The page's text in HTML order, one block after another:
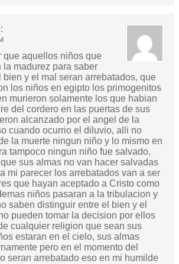
que aquellos niños que
la madurez para saber
bien y el mal seran arrebatados, que
los niños en egipto los primogenitos
murieron solamente los que habian
del cordero en las puertas de sus
alcanzado por el angel de la
cuando ocurrio el diluvio, alli no
la muerte ningun niño y lo mismo en
tampoco ningun niño fue salvado,
sus almas no van hacer salvadas
mi parecer los arrebatados van a ser
que hayan aceptado a Cristo como
niños pasaran a la tribulacion y
saben distinguir entre el bien y el
pueden tomar la decision por ellos
cualquier religion que sean sus
estaran en el cielo, sus almas
pero en el momento del
seran arrebatado eso en mi humilde